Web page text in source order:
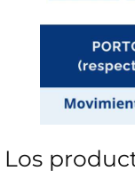
Los